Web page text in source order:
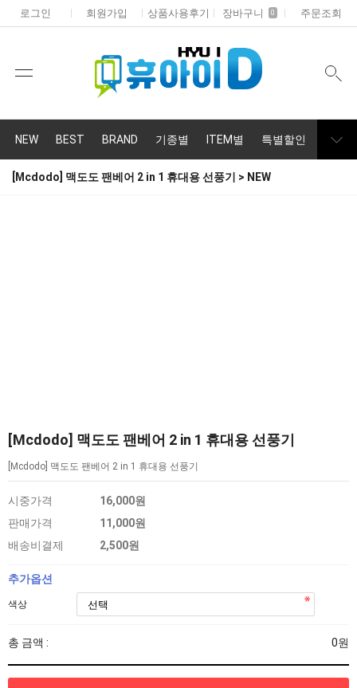
로그인 회원가입 상품사용후기 장바구니 0 주문조회
NEW BEST BRAND 기종별 ITEM별 특별할인 휴대폰
[Mcdodo] 맥도도 팬베어 2 in 1 휴대용 선풍기 > NEW
[Mcdodo] 맥도도 팬베어 2 in 1 휴대용 선풍기
[Mcdodo] 맥도도 팬베어 2 in 1 휴대용 선풍기
시중가격
16,000원
판매가격
11,000원
배송비결제
2,500원
추가옵션
색상
총 금액 : 0원